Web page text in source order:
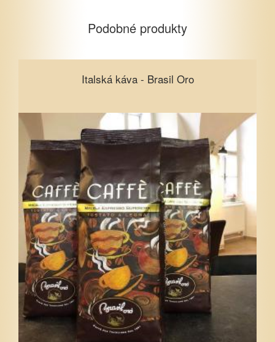
Podobné produkty
Italská káva - Brasil Oro
Italská káva - Brasil Oro
Vyberte množství
10
15
20
25
30
35
50
Zavřít